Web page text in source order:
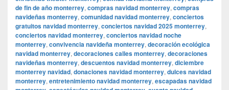
de fin de año monterrey, compras navidad monterrey, compras
navideñas monterrey, comunidad navidad monterrey, conciertos
gratuitos navidad monterrey, conciertos navidad 2025 monterrey,
conciertos navidad monterrey, conciertos navidad noche
monterrey, convivencia navideña monterrey, decoración ecológica
navidad monterrey, decoraciones calles monterrey, decoraciones
navideñas monterrey, descuentos navidad monterrey, diciembre
monterrey navidad, donaciones navidad monterrey, dulces navidad
monterrey, entretenimiento navidad monterrey, escapadas navidad